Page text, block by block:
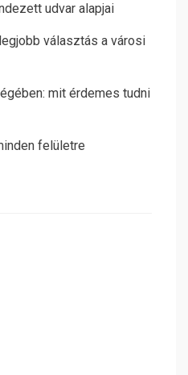
udvar alapjai
választás a városi
mit érdemes tudni
felületre